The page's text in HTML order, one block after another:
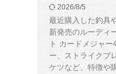
2026/8/5
最近購入した釣具
新発売のルーディ
ト カードメジャ
ー、ストライクブ
ケツなど、特徴や